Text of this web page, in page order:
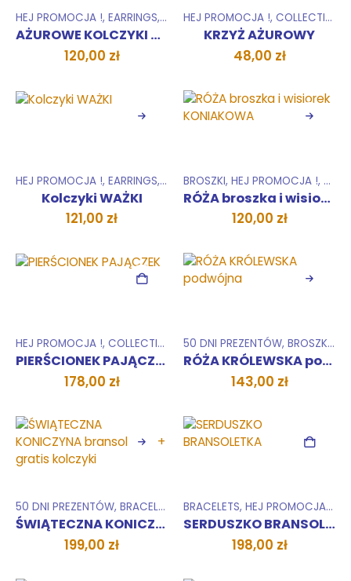
HEJ PROMOCJA !, EARRINGS, COLLECTIONS,ZESTAWY
AŻUROWE KOLCZYKI Multikolor
120,00 zł
HEJ PROMOCJA !, COLLECTIONS
KRZYŻ AŻUROWY
48,00 zł
HEJ PROMOCJA !, EARRINGS, COLLECTIONS,ZESTAWY
Kolczyki WAŻKI
121,00 zł
BROSZKI, HEJ PROMOCJA !,
RÓŻA broszka i wisiorek KONIAKOWA
120,00 zł
HEJ PROMOCJA !, COLLECTIONS ,RINGS
PIERŚCIONEK PAJĄCZEK
178,00 zł
50 DNI PREZENTÓW, BROSZKI ,
RÓŻA KRÓLEWSKA podwójna
143,00 zł
50 DNI PREZENTÓW, BRACELETS HEJ PROMOCJA !,EARRINGS,
ŚWIĄTECZNA KONICZYNA bransoletka + gratis kolczyki
199,00 zł
BRACELETS, HEJ PROMOCJA !
SERDUSZKO BRANSOLETKA
198,00 zł